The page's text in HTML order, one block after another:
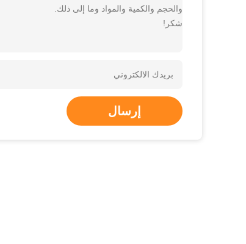
والحجم والكمية والمواد وما إلى ذلك.
شكر!
إرسال